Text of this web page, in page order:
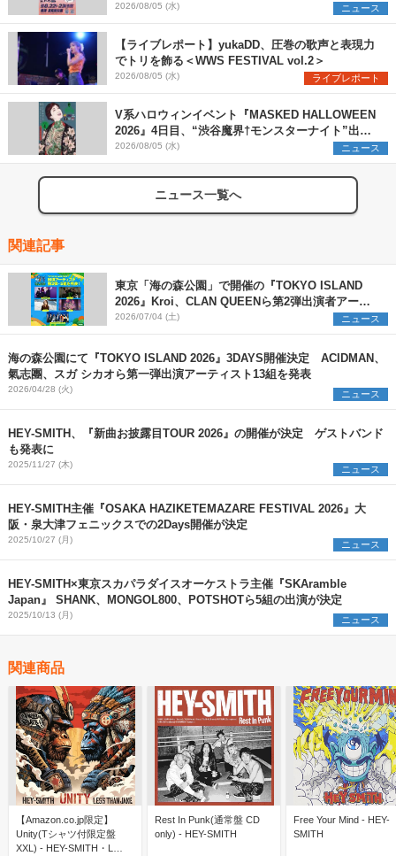
メ×ランタンナイトで彩る2日間
2026/08/05 (水) ニュース
【ライブレポート】yukaDD、圧巻の歌声と表現力
でトリを飾る＜WWS FESTIVAL vol.2＞
2026/08/05 (水) ライブレポート
V系ハロウィンイベント『MASKED HALLOWEEN
2026』4日目、“渋谷魔界†モンスターナイト”出演6
組を発表
2026/08/05 (水) ニュース
ニュース一覧へ
関連記事
東京「海の森公園」で開催の『TOKYO ISLAND
2026』Kroi、CLAN QUEENら第2弾出演者アーテ
ィスト5組＆⽇割りを発表
2026/07/04 (土) ニュース
海の森公園にて『TOKYO ISLAND 2026』3DAYS開催決定 ACIDMAN、
氣志團、スガ シカオら第⼀弾出演アーティスト13組を発表
2026/04/28 (火) ニュース
HEY-SMITH、『新曲お披露目TOUR 2026』の開催が決定 ゲストバンド
も発表に
2025/11/27 (木) ニュース
HEY-SMITH主催『OSAKA HAZIKETEMAZARE FESTIVAL 2026』大
阪・泉大津フェニックスでの2Days開催が決定
2025/10/27 (月) ニュース
HEY-SMITH×東京スカパラダイスオーケストラ主催『SKAramble
Japan』 SHANK、MONGOL800、POTSHOTら5組の出演が決定
2025/10/13 (月) ニュース
関連商品
【Amazon.co.jp限定】
Unity(Tシャツ付限定盤
XXL) - HEY-SMITH・L…
Rest In Punk(通常盤 CD
only) - HEY-SMITH
Free Your Mind - HEY-
SMITH